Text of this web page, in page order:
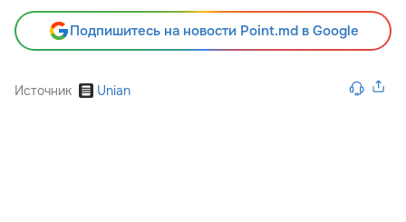
Подпишитесь на новости Point.md в Google
Источник Unian